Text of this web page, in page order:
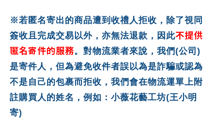
※若匿名寄出的商品遭到收禮人拒收，除了視同
簽收且完成交易以外，亦無法退款，因此不提供
匿名寄件的服務。對物流業者來說，我們(公司)
是寄件人，但為避免收件者誤以為是詐騙或認為
不是自己的包裹而拒收，我們會在物流運單上附
註購買人的姓名，例如：小薇花藝工坊(王小明
寄)